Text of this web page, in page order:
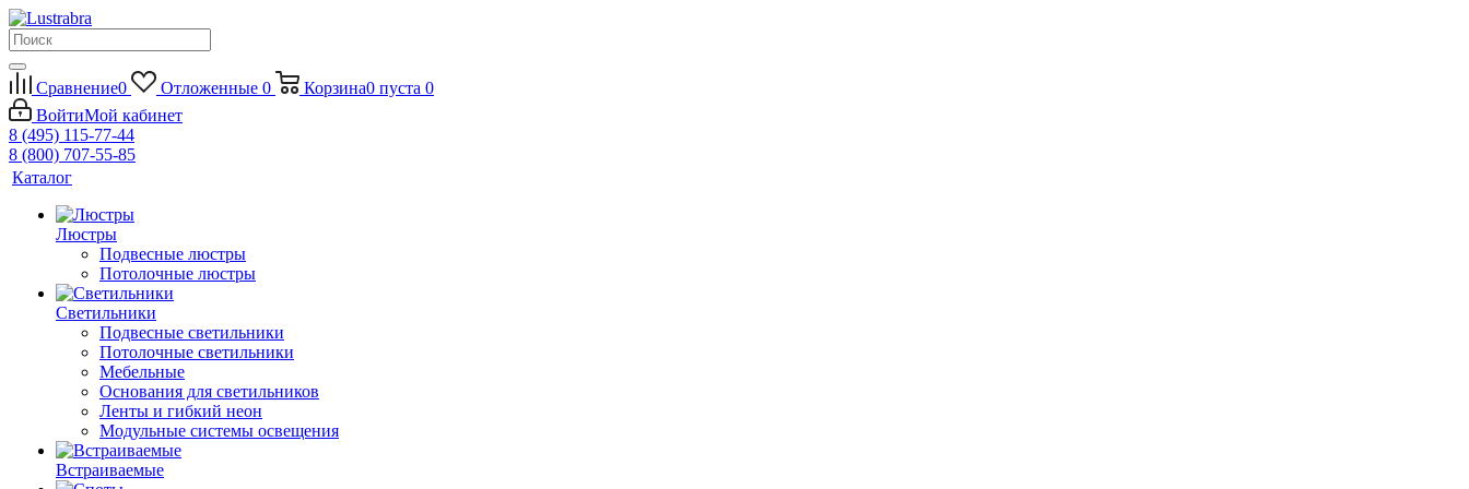
Сравнение0 Отложенные 0 Корзина0 пуста 0
ВойтиМой кабинет
8 (495) 115-77-44
8 (800) 707-55-85
Каталог
Люстры
Подвесные люстры
Потолочные люстры
Светильники
Подвесные светильники
Потолочные светильники
Мебельные
Основания для светильников
Ленты и гибкий неон
Модульные системы освещения
Встраиваемые